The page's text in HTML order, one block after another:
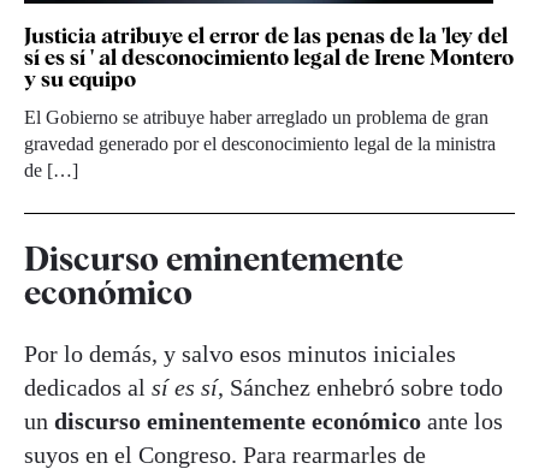
Justicia atribuye el error de las penas de la 'ley del
sí es sí ' al desconocimiento legal de Irene Montero
y su equipo
El Gobierno se atribuye haber arreglado un problema de gran
gravedad generado por el desconocimiento legal de la ministra
de […]
Discurso eminentemente
económico
Por lo demás, y salvo esos minutos iniciales
dedicados al sí es sí, Sánchez enhebró sobre todo
un discurso eminentemente económico ante los
suyos en el Congreso. Para rearmarles de